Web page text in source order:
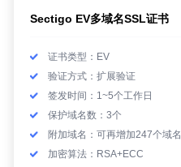
Sectigo EV多域名SSL证书
证书类型：EV
验证方式：扩展验证
签发时间：1~5个工作日
保护域名数：3个
附加域名：可再增加247个域名
加密算法：RSA+ECC